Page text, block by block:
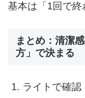
基本は「1回で終
まとめ：清潔
方」で決まる
ライトで確認